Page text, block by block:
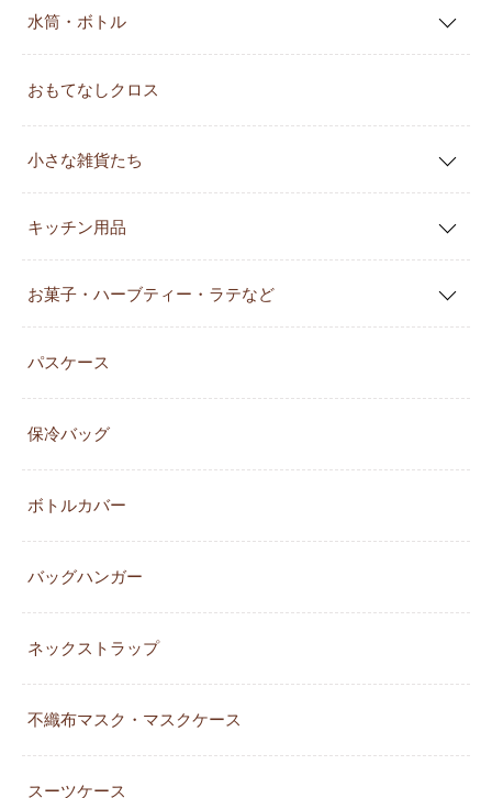
水筒・ボトル
おもてなしクロス
小さな雑貨たち
キッチン用品
お菓子・ハーブティー・ラテなど
パスケース
保冷バッグ
ボトルカバー
バッグハンガー
ネックストラップ
不織布マスク・マスクケース
スーツケース